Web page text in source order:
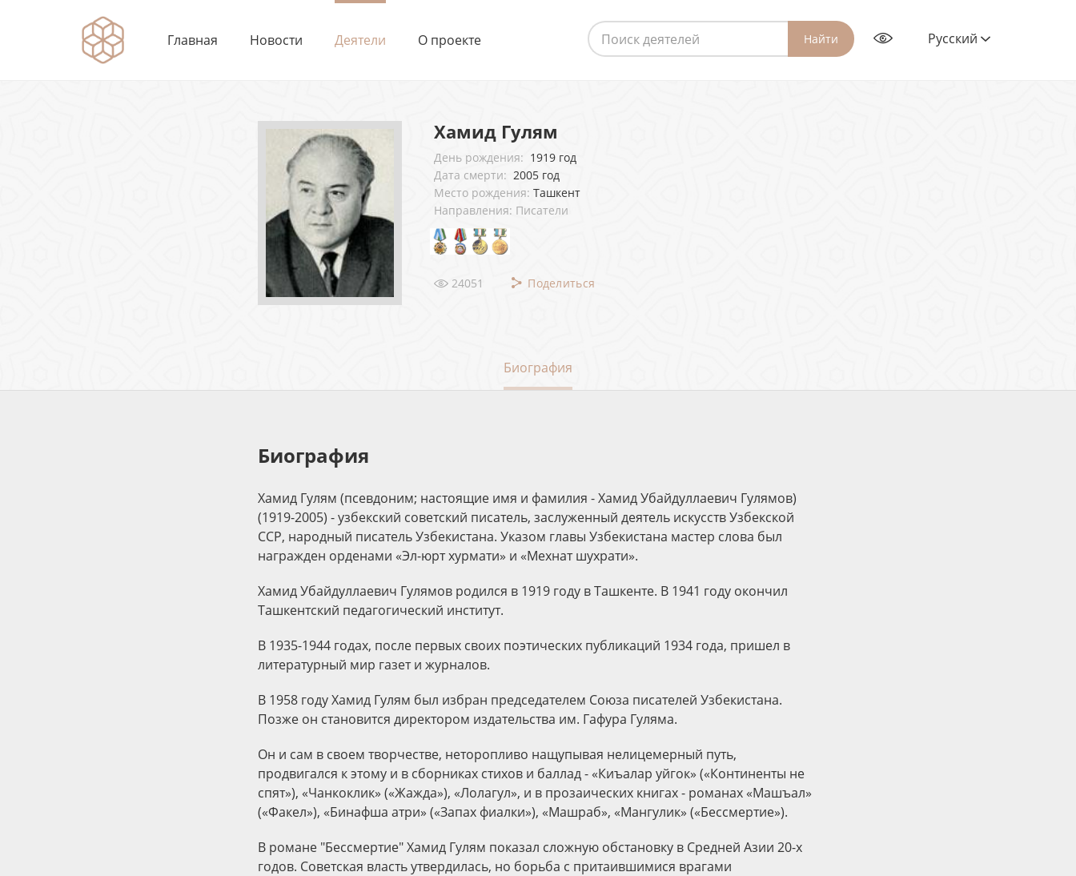
Главная Новости Деятели О проекте Найти Русский
Хамид Гулям
День рождения: 1919 год
Дата смерти: 2005 год
Место рождения: Ташкент
Направления: Писатели
24051 Поделиться
Биография
Биография
Хамид Гулям (псевдоним; настоящие имя и фамилия - Хамид Убайдуллаевич Гулямов)
(1919-2005) - узбекский советский писатель, заслуженный деятель искусств Узбекской
ССР, народный писатель Узбекистана. Указом главы Узбекистана мастер слова был
награжден орденами «Эл-юрт хурмати» и «Мехнат шухрати».
Хамид Убайдуллаевич Гулямов родился в 1919 году в Ташкенте. В 1941 году окончил
Ташкентский педагогический институт.
В 1935-1944 годах, после первых своих поэтических публикаций 1934 года, пришел в
литературный мир газет и журналов.
В 1958 году Хамид Гулям был избран председателем Союза писателей Узбекистана.
Позже он становится директором издательства им. Гафура Гуляма.
Он и сам в своем творчестве, неторопливо нащупывая нелицемерный путь,
продвигался к этому и в сборниках стихов и баллад - «Киъалар уйгок» («Континенты не
спят»), «Чанкоклик» («Жажда»), «Лолагул», и в прозаических книгах - романах «Машъал»
(«Факел»), «Бинафша атри» («Запах фиалки»), «Машраб», «Мангулик» («Бессмертие»).
В романе "Бессмертие" Хамид Гулям показал сложную обстановку в Средней Азии 20-х
годов. Советская власть утвердилась, но борьба с притаившимися врагами